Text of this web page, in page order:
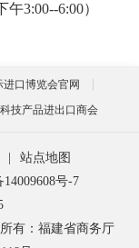
3:00--6:00）
进口博览会官网
技产品进出口商会
站点地图
14009608号-7
有：福建省商务厅